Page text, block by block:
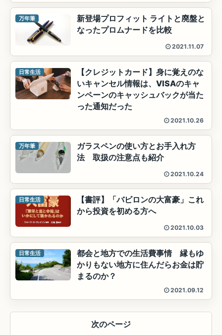
万年筆
新登場プロフィット ライトと廃盤と
なったプロムナードを比較
2021.11.07
日常生活
【クレジットカード】身に覚えのな
いキャンセル情報は、VISAのキャ
ンペーンのキャッシュバックが当た
った通知だった
2021.10.26
万年筆
ガラスペンの使い方とお手入れ方
法 取扱の注意点も紹介
2021.10.24
日常生活
【書評】「バビロンの大富豪」これ
から投資を初める方へ
2021.10.03
日常生活
都会と地方での生活費事情 縁もゆ
かりもない地方に住んだらお金は貯
まるのか？
2021.09.12
次のページ